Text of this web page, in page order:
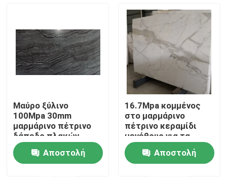
Σπίτι
Μαύρο ξύλινο
100Mpa 30mm
μαρμάρινο πέτρινο
δάπεδο πλακών
Αποστολή
16.7Mpa κομμένος
στο μαρμάρινο
πέτρινο κεραμίδι
μεγέθους για τα
σκαλοπάτια τοίχων
Αποστολή